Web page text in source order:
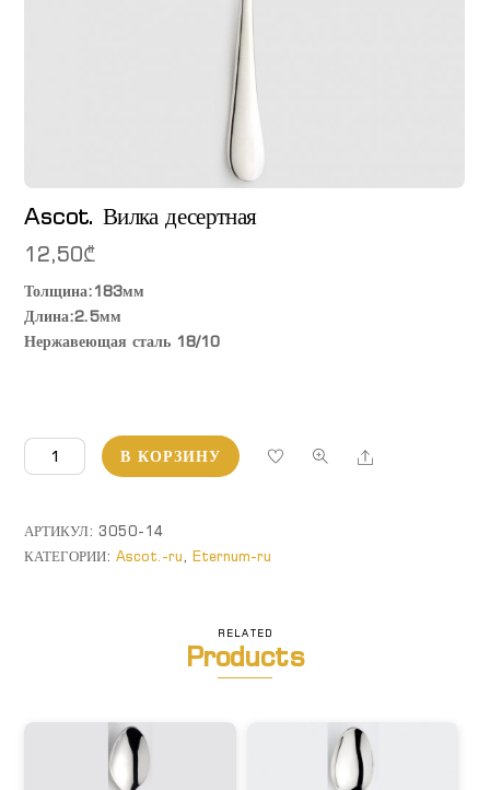
Ascot. Вилка десертная
12,50₾
Толщина:183мм
Длина:2.5мм
Нержавеющая сталь 18/10
Количество
товара
Вилка
десертная
В КОРЗИНУ Share
АРТИКУЛ:3050-14
КАТЕГОРИИ:Ascot.-ru,Eternum-ru
RELATED
Products